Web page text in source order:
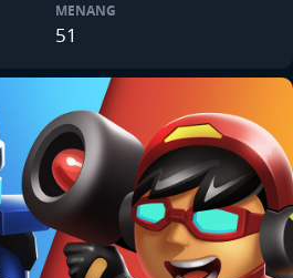
MENANG
51